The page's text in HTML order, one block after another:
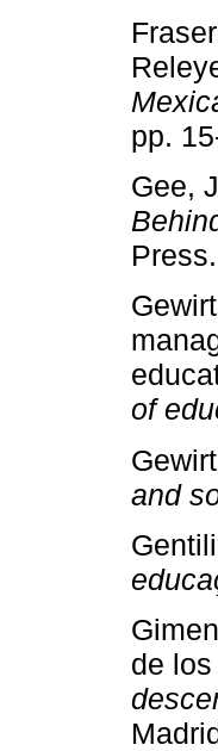
pp.
Gee,
of
and
de